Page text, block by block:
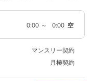
0:00 ～ 0:00 空
マンスリー契約
月極契約